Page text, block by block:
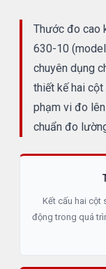
Thước đo cao
630-10
chuyên dụng
thiết kế hai
phạm vi đo
chuẩn đo
Kết cấu hai cột
động trong quá